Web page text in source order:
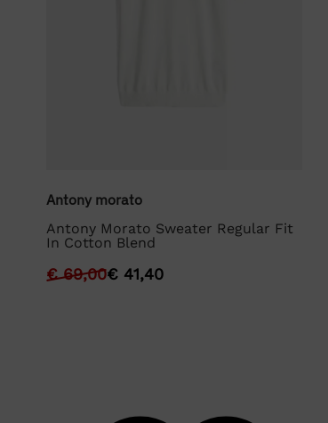
Antony morato
Antony Morato Sweater Regular Fit
In Cotton Blend
€69,00€ 41,40